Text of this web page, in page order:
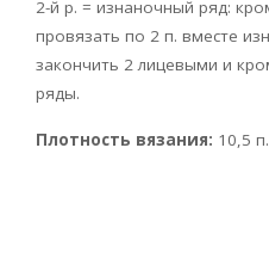
2-й р. = изнаночный ряд:
провязать по 2 п. вместе
закончить 2 лицевыми и
ряды.
Плотность вязания: 10,5